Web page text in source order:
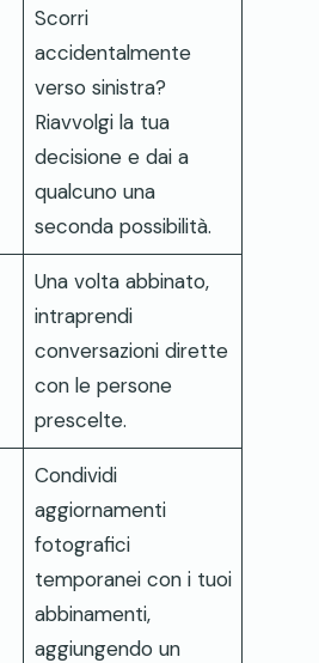
Scorri
accidentalmente
verso sinistra?
Riavvolgi la tua
decisione e dai a
qualcuno una
seconda possibilità.
Una volta abbinato,
intraprendi
conversazioni dirette
con le persone
prescelte.
Condividi
aggiornamenti
fotografici
temporanei con i tuoi
abbinamenti,
aggiungendo un